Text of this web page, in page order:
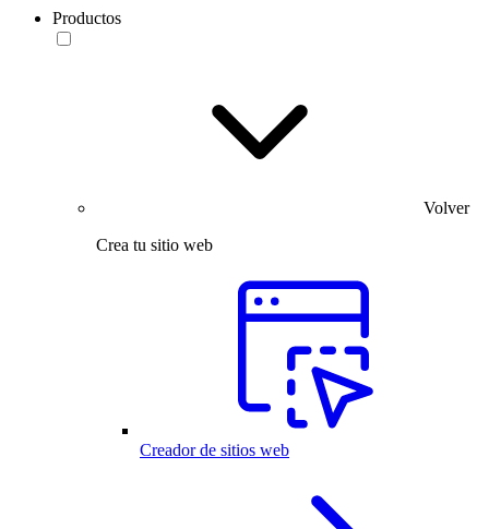
Productos
Volver
Crea tu sitio web
Creador de sitios web